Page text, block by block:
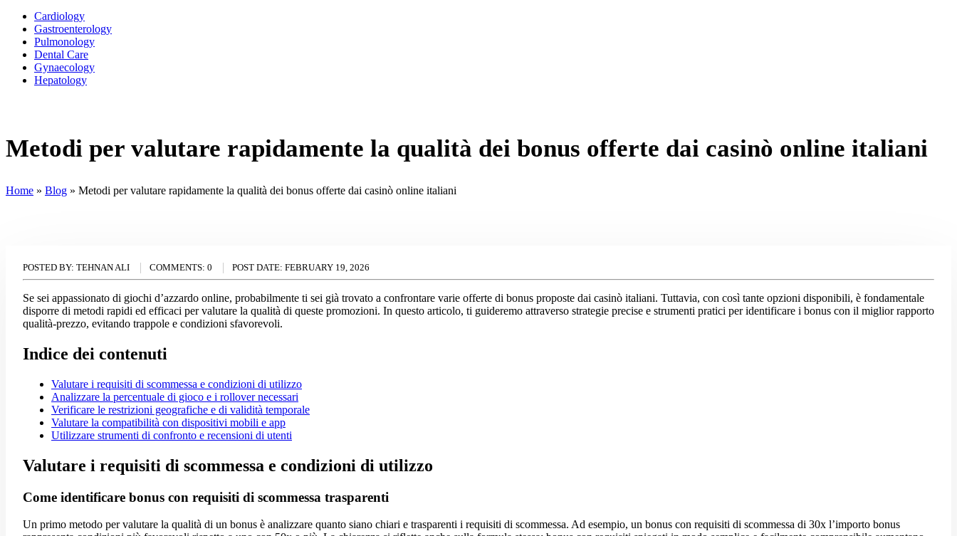
Cardiology
Gastroenterology
Pulmonology
Dental Care
Gynaecology
Hepatology
Metodi per valutare rapidamente la qualità dei bonus offerte dai casinò online italiani
Home » Blog » Metodi per valutare rapidamente la qualità dei bonus offerte dai casinò online italiani
POSTED BY: TEHNAN ALI COMMENTS: 0 POST DATE: FEBRUARY 19, 2026
Se sei appassionato di giochi d’azzardo online, probabilmente ti sei già trovato a confrontare varie offerte di bonus proposte dai casinò italiani. Tuttavia, con così tante opzioni disponibili, è fondamentale
disporre di metodi rapidi ed efficaci per valutare la qualità di queste promozioni. In questo articolo, ti guideremo attraverso strategie precise e strumenti pratici per identificare i bonus con il miglior rapporto
qualità-prezzo, evitando trappole e condizioni sfavorevoli.
Indice dei contenuti
Valutare i requisiti di scommessa e condizioni di utilizzo
Analizzare la percentuale di gioco e i rollover necessari
Verificare le restrizioni geografiche e di validità temporale
Valutare la compatibilità con dispositivi mobili e app
Utilizzare strumenti di confronto e recensioni di utenti
Valutare i requisiti di scommessa e condizioni di utilizzo
Come identificare bonus con requisiti di scommessa trasparenti
Un primo metodo per valutare la qualità di un bonus è analizzare quanto siano chiari e trasparenti i requisiti di scommessa. Ad esempio, un bonus con requisiti di scommessa di 30x l’importo bonus